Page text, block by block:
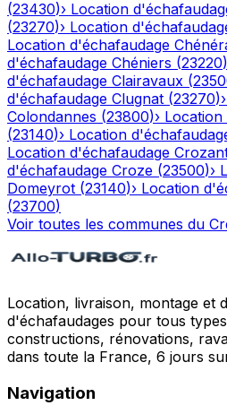
(23430)› Location
(23270)› Location
Location d'échafaudage
d'échafaudage Chéniers (23220)
d'échafaudage Clairavaux (
d'échafaudage Clugnat (23270)›
Colondannes (23800)›
(23140)› Location
Location d'échafaudage
d'échafaudage Croze (23500)›
Domeyrot (23140)› Location
(23700)
Voir toutes les communes du
Location, livraison, montage et
d'échafaudages pour tous
constructions, rénovations,
dans toute la France, 6 jours
Navigation